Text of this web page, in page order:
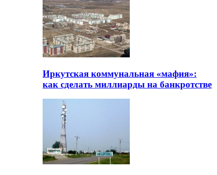
Иркутская коммунальная «мафия»:
как сделать миллиарды на банкротстве